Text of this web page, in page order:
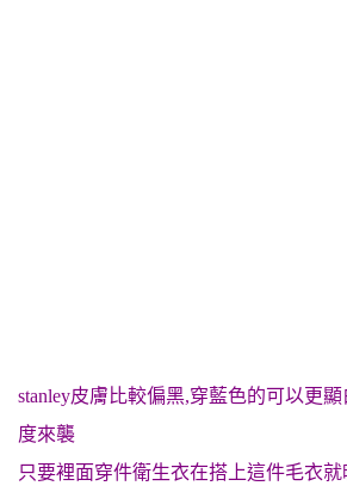
stanley皮膚比較偏黑,穿藍色的可以更
度來襲
只要裡面穿件衛生衣在搭上這件毛衣